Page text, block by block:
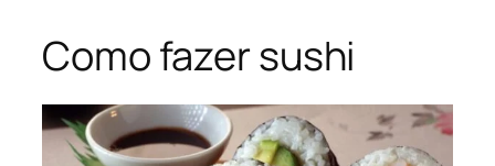
Como fazer sushi